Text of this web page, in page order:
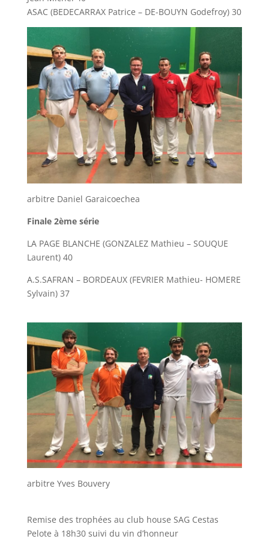
ASAC (BEDECARRAX Patrice – DE-BOUYN Godefroy) 30
arbitre Daniel Garaicoechea
Finale 2ème série
LA PAGE BLANCHE (GONZALEZ Mathieu – SOUQUE
Laurent) 40
A.S.SAFRAN – BORDEAUX (FEVRIER Mathieu- HOMERE
Sylvain) 37
arbitre Yves Bouvery
Remise des trophées au club house SAG Cestas
Pelote à 18h30 suivi du vin d’honneur